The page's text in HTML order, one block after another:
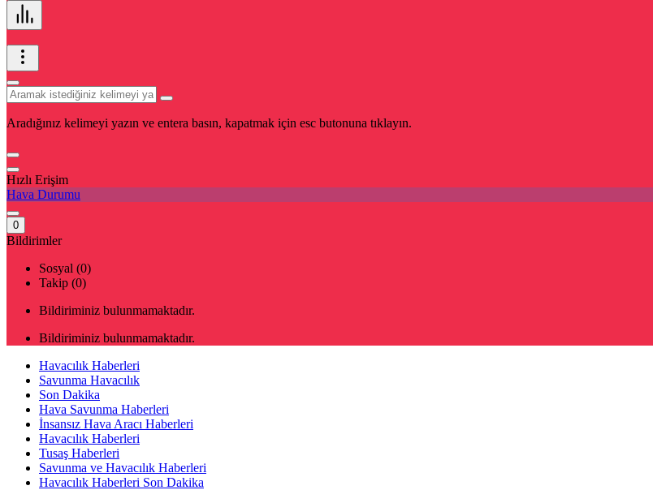
Aradığınız kelimeyi yazın ve entera basın, kapatmak için esc butonuna tıklayın.
Hızlı Erişim
Hava Durumu
0
Bildirimler
Sosyal (0)
Takip (0)
Bildiriminiz bulunmamaktadır.
Bildiriminiz bulunmamaktadır.
Havacılık Haberleri
Savunma Havacılık
Son Dakika
Hava Savunma Haberleri
İnsansız Hava Aracı Haberleri
Havacılık Haberleri
Tusaş Haberleri
Savunma ve Havacılık Haberleri
Havacılık Haberleri Son Dakika